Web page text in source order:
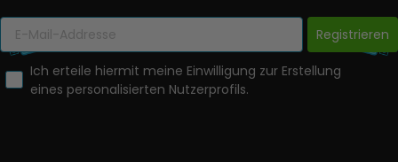
Registrieren
Ich erteile hiermit meine Einwilligung zur Erstellung
eines personalisierten Nutzerprofils.